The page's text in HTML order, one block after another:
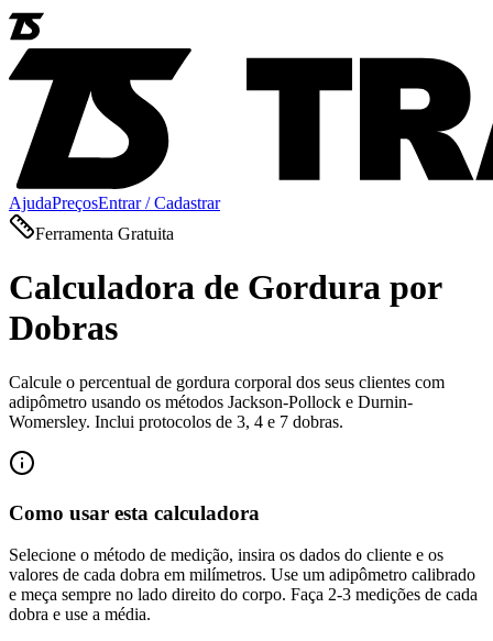
AjudaPreçosEntrar / Cadastrar
Ferramenta Gratuita
Calculadora de Gordura por
Dobras
Calcule o percentual de gordura corporal dos seus clientes com
adipômetro usando os métodos Jackson-Pollock e Durnin-
Womersley. Inclui protocolos de 3, 4 e 7 dobras.
Como usar esta calculadora
Selecione o método de medição, insira os dados do cliente e os
valores de cada dobra em milímetros. Use um adipômetro calibrado
e meça sempre no lado direito do corpo. Faça 2-3 medições de cada
dobra e use a média.